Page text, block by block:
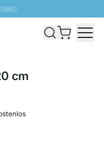
ab 100€
Rabatt
cm